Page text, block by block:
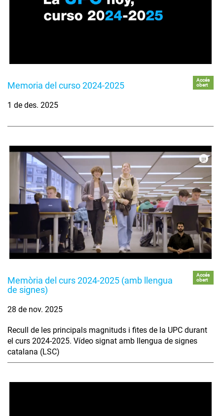
Memoria del curso 2024-2025
Accés
obert
1 de des. 2025
Memòria del curs 2024-2025 (amb llengua
de signes)
Accés
obert
28 de nov. 2025
Recull de les principals magnituds i fites de la UPC durant
el curs 2024-2025. Vídeo signat amb llengua de signes
catalana (LSC)